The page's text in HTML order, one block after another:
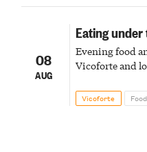
08
AUG
Eating
Evening food
Vicoforte and
Vicoforte